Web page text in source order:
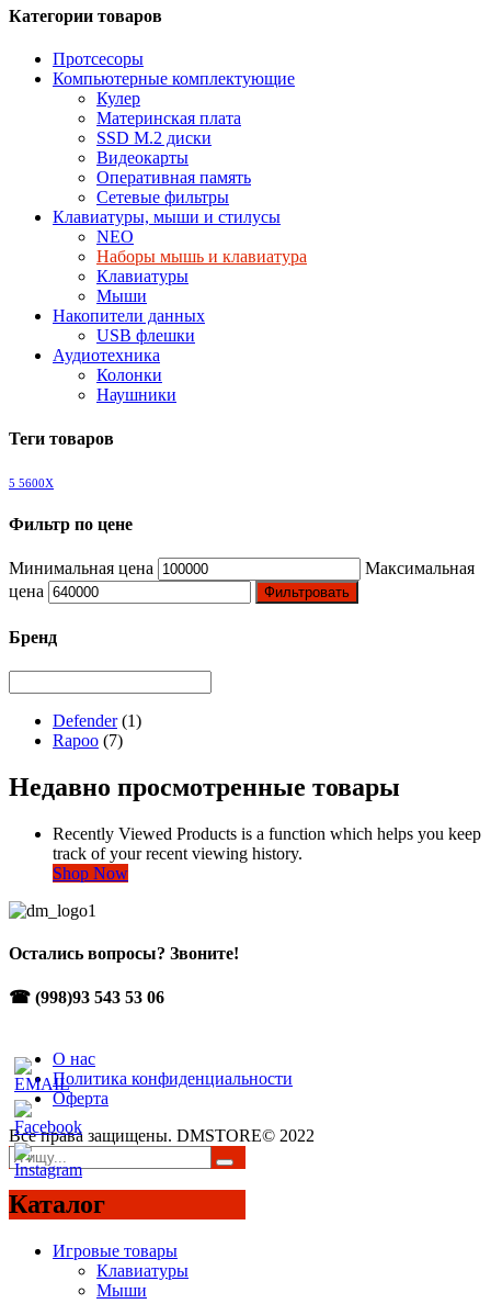
Категории товаров
Протсесоры
Компьютерные комплектующие
Кулер
Материнская плата
SSD M.2 диски
Видеокарты
Оперативная память
Сетевые фильтры
Клавиатуры, мыши и стилусы
NEO
Наборы мышь и клавиатура
Клавиатуры
Мыши
Накопители данных
USB флешки
Аудиотехника
Колонки
Наушники
Теги товаров
5 5600X
Фильтр по цене
Минимальная цена
Максимальная
цена
Фильтровать
Бренд
Defender (1)
Rapoo (7)
Недавно просмотренные товары
Recently Viewed Products is a function which helps you keep
track of your recent viewing history.
Shop Now
Остались вопросы? Звоните!
☎ (998)93 543 53 06
О нас
Политика конфиденциальности
Оферта
Все права защищены. DMSTORE© 2022
Каталог
Игровые товары
Клавиатуры
Мыши